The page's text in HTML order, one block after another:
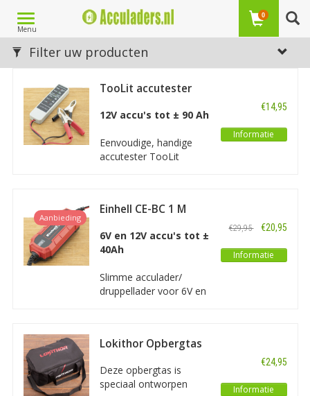
Toggle
navigation
Menu
0
Filter uw producten
Laagste prijs 1 Volgende Vorige
TooLit accutester
12V accu's tot ± 90 Ah
Eenvoudige, handige
accutester TooLit
batterijen en dynamo
€14,95
Informatie
Aanbieding
Einhell CE-BC 1 M
Druppellader
6V en 12V accu's tot ±
40Ah
Slimme acculader/
druppellader voor 6V en
boten en meer. Een
acculader en tevens
makkelijk te bedienen.
€29,95 €20,95
Informatie
Lokithor Opbergtas
Deze opbergtas is
speciaal ontworpen
€24,95
Informatie